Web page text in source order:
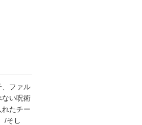
、ファル
ない呪術
たチー
/そし